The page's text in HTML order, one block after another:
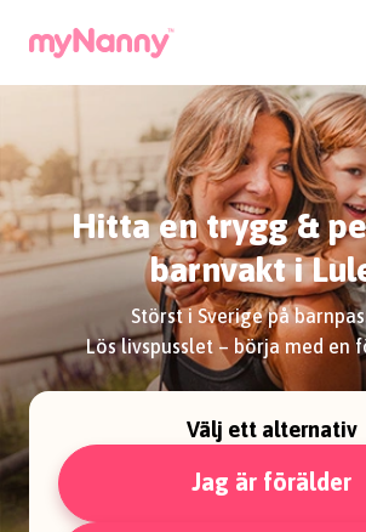
Hitta en trygg &
barnvakt i
Störst i Sverige på
Lös livspusslet – börja med en
Välj ett alternativ
Jag är förälder